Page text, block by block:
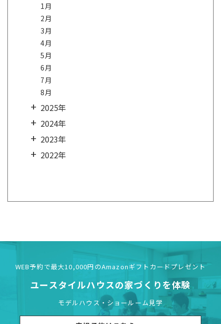
1月
2月
3月
4月
5月
6月
7月
8月
2025年
2024年
2023年
2022年
WEB予約で最大10,000円のAmazonギフトカードプレゼント
ユースタイルハウスの家づくりを体験
モデルハウス・ショールーム見学